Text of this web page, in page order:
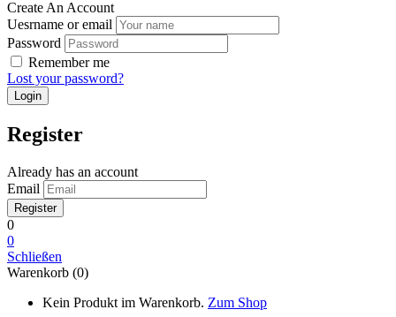
Create An Account
Uesrname or email
Password
Remember me
Lost your password?
Register
Already has an account
Email
0
0
Schließen
Warenkorb (0)
Kein Produkt im Warenkorb. Zum Shop